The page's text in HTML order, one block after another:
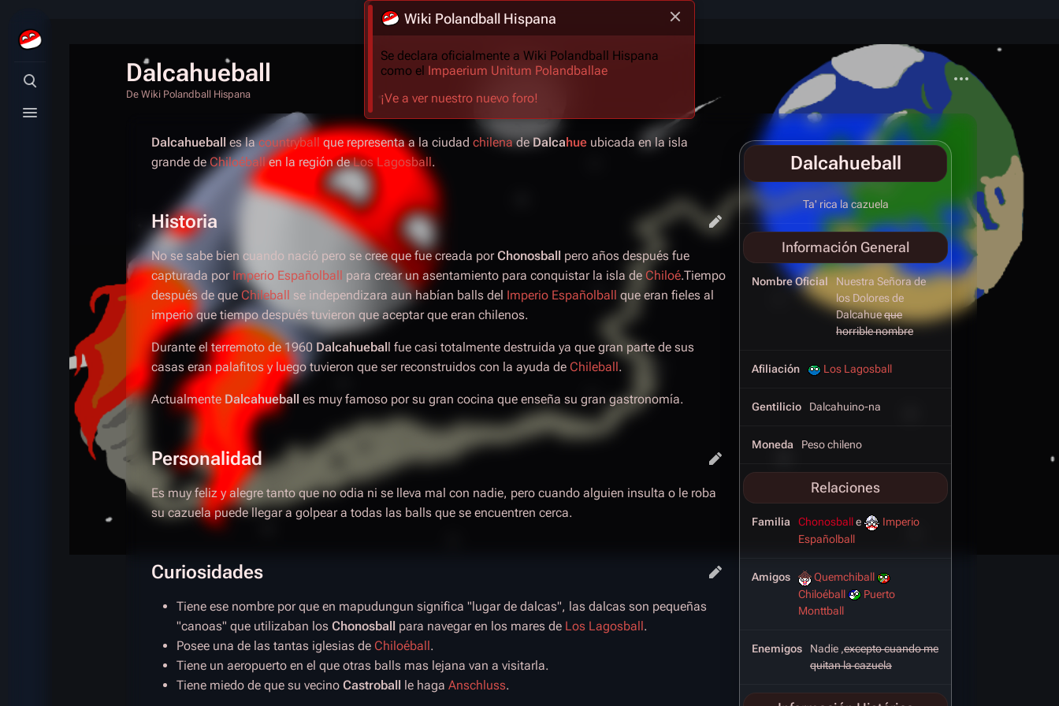
Búsqueda alternativa
Menú alternativo
Wiki Polandball Hispana
Se declara oficialmente a Wiki Polandball Hispana
como el Impaerium Unitum Polandballae
¡Ve a ver nuestro nuevo foro!
Dalcahueball
De Wiki Polandball Hispana
Más acciones
Dalcahueball
Ta' rica la cazuela
Información General
Nombre Oficial
Nuestra Señora de
los Dolores de
Dalcahueque
horrible nombre
Afiliación Los Lagosball
Gentilicio Dalcahuino-na
Moneda Peso chileno
Relaciones
Familia Chonosballe
Imperio
Españolball
Amigos
Quemchiball
Chiloéball
Puerto
Monttball
Enemigos Nadie ,excepto cuando me
quitan la cazuela
Dalcahueballes lacountryballque representa a la ciudad chilenadeDalcahue ubicada en la isla
grande deChiloéballen la región deLos Lagosball.
Historia
No se sabe bien cuando nació pero se cree que fue creada porChonosball pero años después fue
capturada por Imperio Españolball para crear un asentamiento para conquistar la isla de Chiloé.Tiempo
después de que Chileball se independizara aun habían balls del Imperio Españolball que eran fieles al
imperio que tiempo después tuvieron que aceptar que eran chilenos.
Durante el terremoto de 1960 Dalcahueball fue casi totalmente destruida ya que gran parte de sus
casas eran palafitos y luego tuvieron que ser reconstruidos con la ayuda de Chileball.
Actualmente Dalcahueball es muy famoso por su gran cocina que enseña su gran gastronomía.
Personalidad
Es muy feliz y alegre tanto que no odia ni se lleva mal con nadie, pero cuando alguien insulta o le roba
su cazuela puede llegar a golpear a todas las balls que se encuentren cerca.
Curiosidades
Tiene ese nombre por que en mapudungun significa "lugar de dalcas", las dalcas son pequeñas
"canoas" que utilizaban los Chonosball para navegar en los mares de Los Lagosball.
Posee una de las tantas iglesias de Chiloéball.
Tiene un aeropuerto en el que otras balls mas lejana van a visitarla.
Tiene miedo de que su vecino Castroball le haga Anschluss.